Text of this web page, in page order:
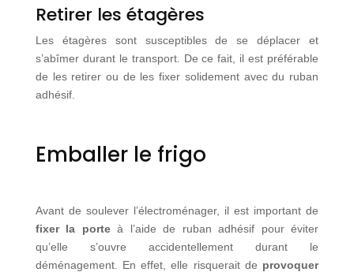
Retirer les étagères
Les étagères sont susceptibles de se déplacer et
s’abîmer durant le transport. De ce fait, il est préférable
de les retirer ou de les fixer solidement avec du ruban
adhésif.
Emballer le frigo
Avant de soulever l’électroménager, il est important de
fixer la porteà l’aide de ruban adhésif pour éviter
qu’elle s’ouvre accidentellement durant le
déménagement. En effet, elle risquerait de provoquer